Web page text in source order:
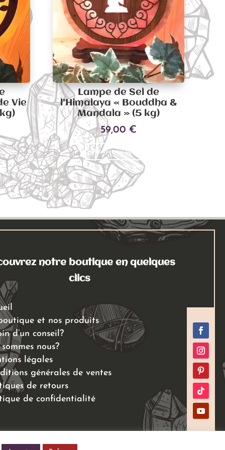
Vie
Lampe de Sel de
l’Himalaya « Bouddha &
Mandala » (5 kg)
59,00 €
Ajouter au panier
notre boutique en quelques
clics
et nos produits
d’un conseil?
nous?
légales
générales de ventes
de retours
de confidentialité